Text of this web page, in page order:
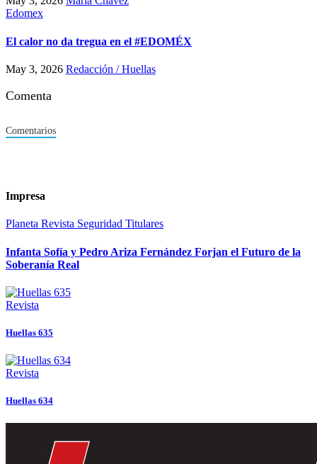
Edomex
El calor no da tregua en el #EDOMÉX
May 3, 2026 Redacción / Huellas
Comenta
Comentarios
Impresa
Planeta Revista Seguridad Titulares
Infanta Sofía y Pedro Ariza Fernández Forjan el Futuro de la
Soberanía Real
Revista
Huellas 635
Revista
Huellas 634